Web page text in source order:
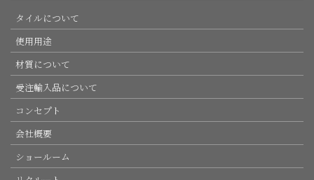
タイルについて
使用用途
材質について
受注輸入品について
コンセプト
会社概要
ショールーム